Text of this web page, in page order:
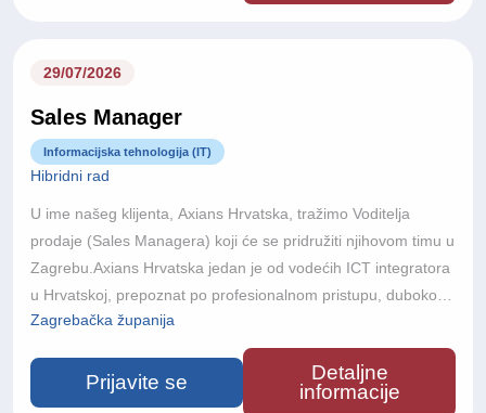
of work:Zagreb
29/07/2026
Sales Manager
Informacijska tehnologija (IT)
Hibridni rad
U ime našeg klijenta, Axians Hrvatska, tražimo Voditelja
prodaje (Sales Managera) koji će se pridružiti njihovom timu u
Zagrebu.Axians Hrvatska jedan je od vodećih ICT integratora
u Hrvatskoj, prepoznat po profesionalnom pristupu, dubokom
razumijevanju poslovnih procesa svojih korisnika te stručnosti
u isporuci suvremenih tehnoloških rješenja. Kao dio globalne
Axians mreže, koja okuplja više od 17.000 stručnjaka u 38
zemalja svijeta, tvrtka svojim korisnicima pruža inovativna i
Zagrebačka županija
Prijavite se
Detaljne
informacije